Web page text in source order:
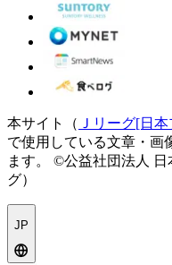
本サイト（ Ｊリーグ[日
で使用している文章・画
ます。
©公益社団法人 日
グ）
JP